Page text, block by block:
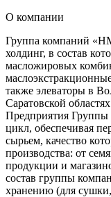
О компании
Группа компаний
холдинг, в состав
масложировых
также элеваторы в
Саратовской
Предприятия Группы
цикл, обеспечивая
сырьем, качество
производства: от
продукции и
состав группы
хранению (для